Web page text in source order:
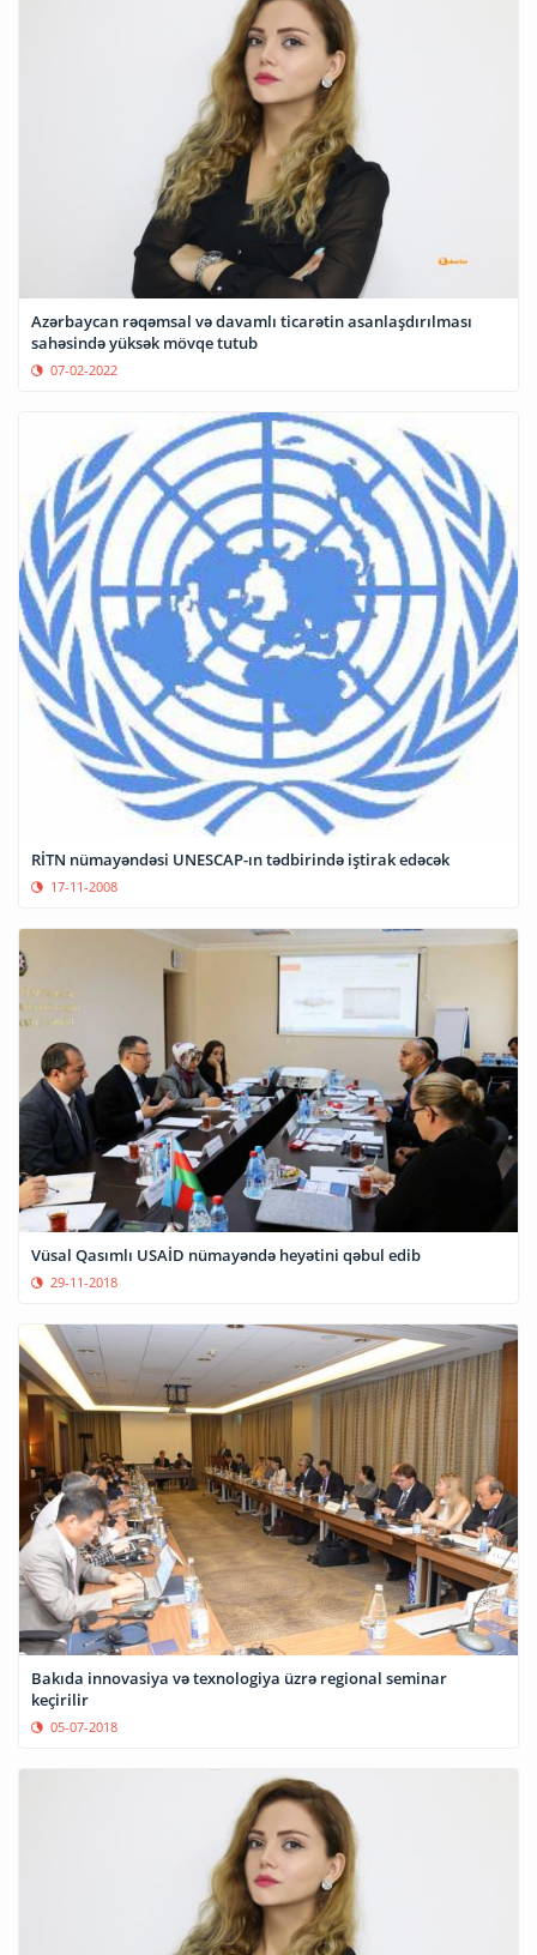
Azərbaycan rəqəmsal və davamlı ticarətin asanlaşdırılması
sahəsində yüksək mövqe tutub
07-02-2022
RİTN nümayəndəsi UNESCAP-ın tədbirində iştirak edəcək
17-11-2008
Vüsal Qasımlı USAİD nümayəndə heyətini qəbul edib
29-11-2018
Bakıda innovasiya və texnologiya üzrə regional seminar
keçirilir
05-07-2018